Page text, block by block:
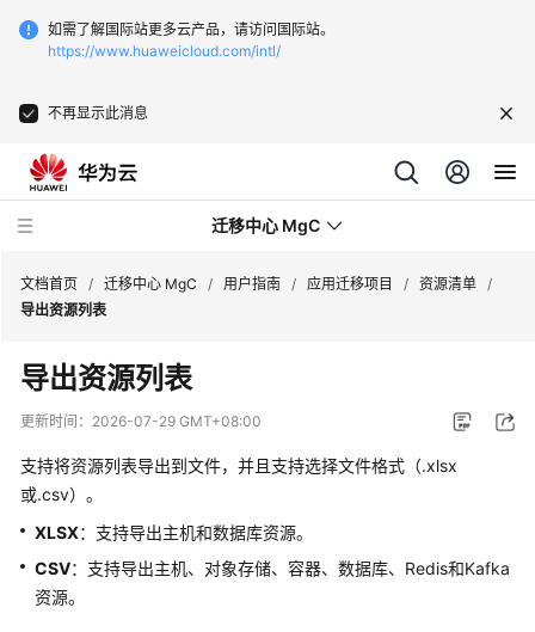
如需了解国际站更多云产品，请访问国际站。
https://www.huaweicloud.com/intl/
不再显示此消息
迁移中心 MgC
最
新
动
产
介
绍
文档首页 / 迁移中心 MgC / 用户指南 / 应用迁移项目 / 资源清单 /
导出资源列表
导出资源列表
更新时间： 2026-07-29 GMT+08:00
支持将资源列表导出到文件，并且支持选择文件格式（.xlsx
或.csv）。
XLSX：支持导出主机和数据库资源。
CSV：支持导出主机、对象存储、容器、数据库、Redis和Kafka
资源。